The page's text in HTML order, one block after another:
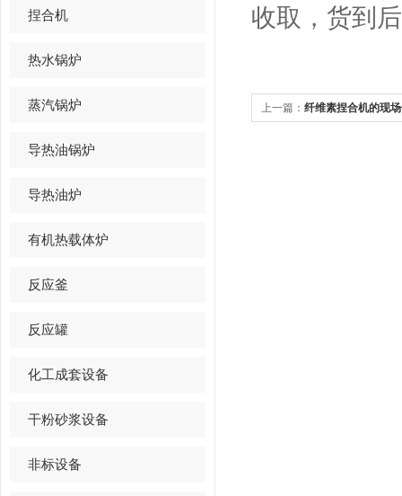
捏合机
热水锅炉
蒸汽锅炉
导热油锅炉
导热油炉
有机热载体炉
反应釜
反应罐
化工成套设备
干粉砂浆设备
非标设备
收取，货到
上一篇： 纤维素捏合机的现